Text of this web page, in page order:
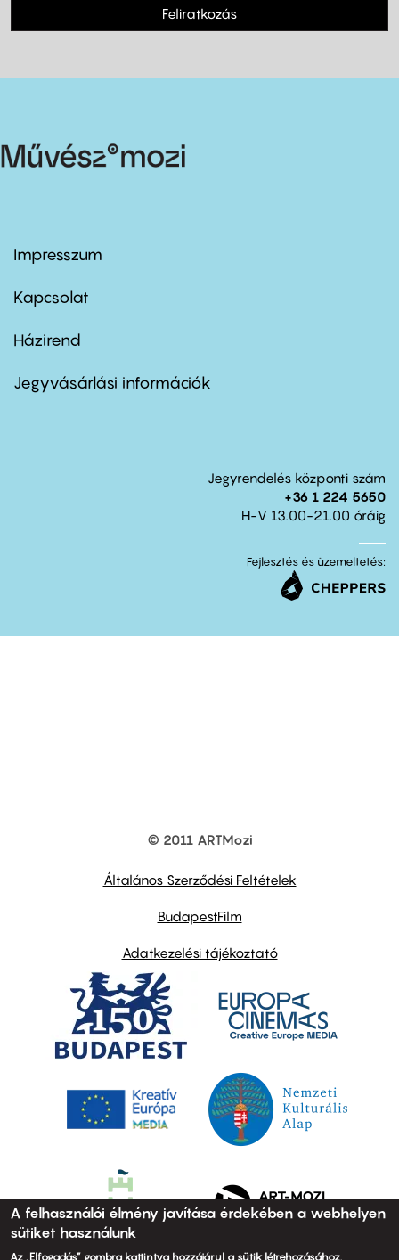
Feliratkozás
Footer
first
Impresszum
Kapcsolat
Footer
second
Házirend
Jegyvásárlási információk
Jegyrendelés központi szám
+36 1 224 5650
H-V 13.00-21.00 óráig
Fejlesztés és üzemeltetés:
© 2011 ARTMozi
Általános Szerződési Feltételek
BudapestFilm
Adatkezelési tájékoztató
A felhasználói élmény javítása érdekében a webhelyen
sütiket használunk
Az „Elfogadás” gombra kattintva hozzájárul a sütik létrehozásához.